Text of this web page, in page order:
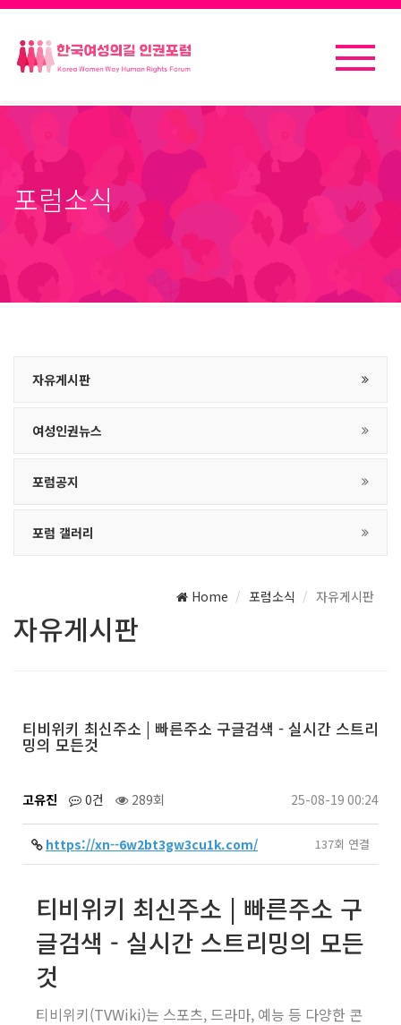
포럼소식
자유게시판
여성인권뉴스
포럼공지
포럼 갤러리
Home 포럼소식 자유게시판
자유게시판
티비위키 최신주소 | 빠른주소 구글검색 - 실시간 스트리
밍의 모든것
고유진 0건 289회 25-08-19 00:24
https://xn--6w2bt3gw3cu1k.com/ 137회 연결
티비위키 최신주소 | 빠른주소 구
글검색 - 실시간 스트리밍의 모든
것
티비위키(TVWiki)는 스포츠, 드라마, 예능 등 다양한 콘